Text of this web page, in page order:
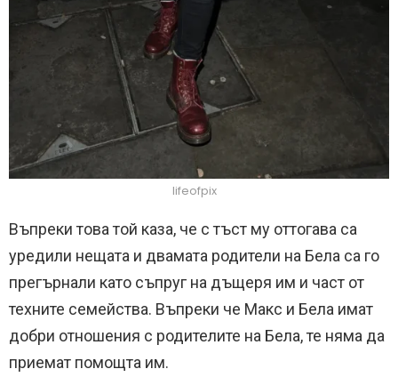
lifeofpix
Въпреки това той каза, че с тъст му оттогава са
уредили нещата и двамата родители на Бела са го
прегърнали като съпруг на дъщеря им и част от
техните семейства. Въпреки че Макс и Бела имат
добри отношения с родителите на Бела, те няма да
приемат помощта им.